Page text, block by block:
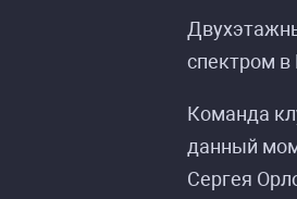
спектром в
Команда
данный
Сергея